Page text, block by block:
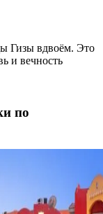
Гизы вдвоём. Это
и вечность
по